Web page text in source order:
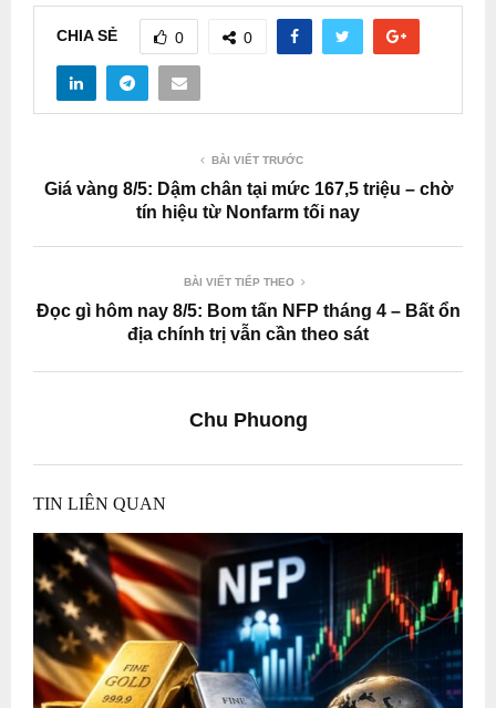
CHIA SẺ 0 0
BÀI VIẾT TRƯỚC
Giá vàng 8/5: Dậm chân tại mức 167,5 triệu – chờ
tín hiệu từ Nonfarm tối nay
BÀI VIẾT TIẾP THEO
Đọc gì hôm nay 8/5: Bom tấn NFP tháng 4 – Bất ổn
địa chính trị vẫn cần theo sát
Chu Phuong
TIN LIÊN QUAN